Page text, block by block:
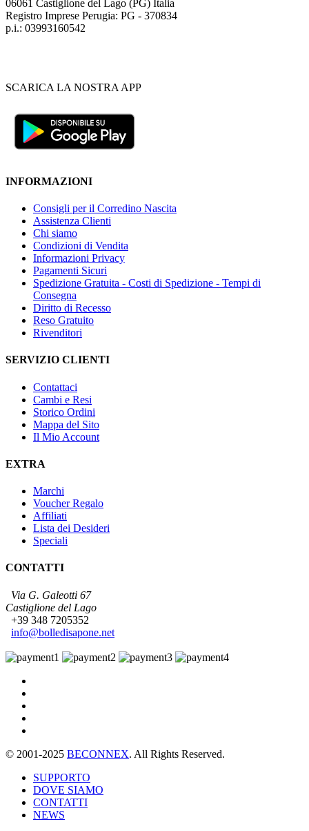
06061 Castiglione del Lago (PG) Italia
Registro Imprese Perugia: PG - 370834
p.i.: 03993160542
SCARICA LA NOSTRA APP
INFORMAZIONI
Consigli per il Corredino Nascita
Assistenza Clienti
Chi siamo
Condizioni di Vendita
Informazioni Privacy
Pagamenti Sicuri
Spedizione Gratuita - Costi di Spedizione - Tempi di
Consegna
Diritto di Recesso
Reso Gratuito
Rivenditori
SERVIZIO CLIENTI
Contattaci
Cambi e Resi
Storico Ordini
Mappa del Sito
Il Mio Account
EXTRA
Marchi
Voucher Regalo
Affiliati
Lista dei Desideri
Speciali
CONTATTI
Via G. Galeotti 67
Castiglione del Lago
+39 348 7205352
info@bolledisapone.net
© 2001-2025 BECONNEX. All Rights Reserved.
SUPPORTO
DOVE SIAMO
CONTATTI
NEWS